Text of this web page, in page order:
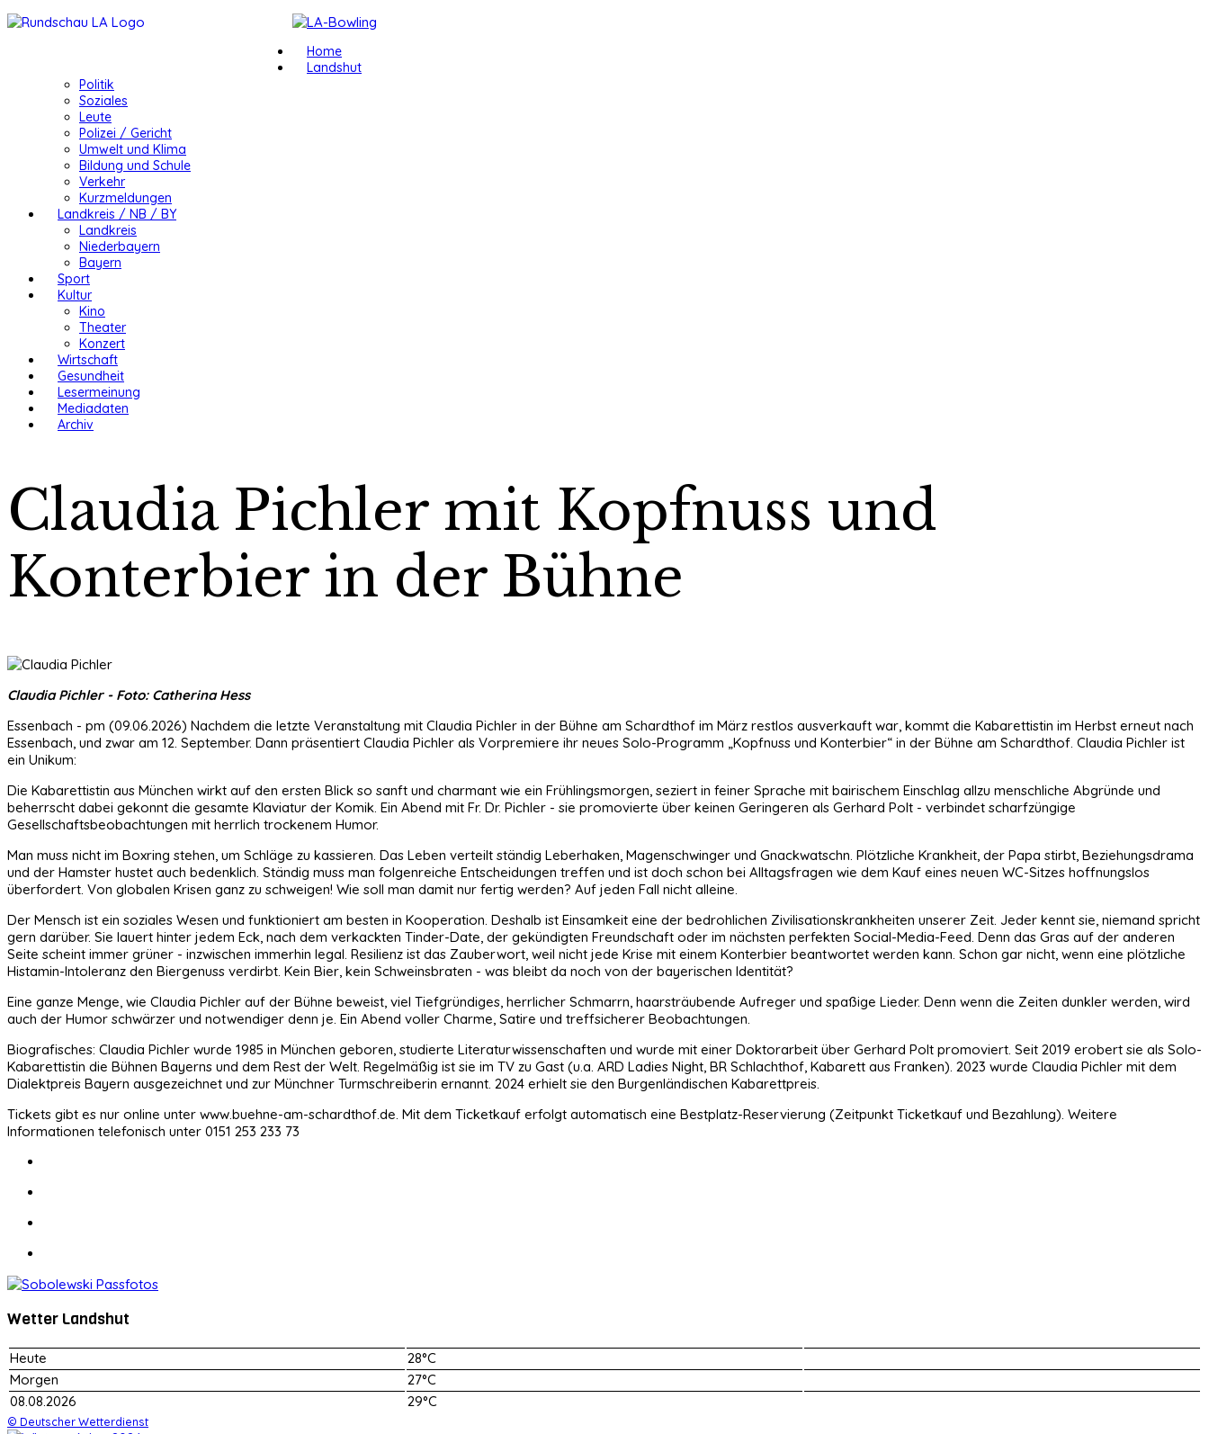
Home
Landshut
Politik
Soziales
Leute
Polizei / Gericht
Umwelt und Klima
Bildung und Schule
Verkehr
Kurzmeldungen
Landkreis / NB / BY
Landkreis
Niederbayern
Bayern
Sport
Kultur
Kino
Theater
Konzert
Wirtschaft
Gesundheit
Lesermeinung
Mediadaten
Archiv
Claudia Pichler mit Kopfnuss und
Konterbier in der Bühne
Claudia Pichler - Foto: Catherina Hess
Essenbach - pm (09.06.2026) Nachdem die letzte Veranstaltung mit Claudia Pichler in der Bühne am Schardthof im März restlos ausverkauft war, kommt die Kabarettistin im Herbst erneut nach
Essenbach, und zwar am 12. September. Dann präsentiert Claudia Pichler als Vorpremiere ihr neues Solo-Programm „Kopfnuss und Konterbier“ in der Bühne am Schardthof. Claudia Pichler ist
ein Unikum:
Die Kabarettistin aus München wirkt auf den ersten Blick so sanft und charmant wie ein Frühlingsmorgen, seziert in feiner Sprache mit bairischem Einschlag allzu menschliche Abgründe und
beherrscht dabei gekonnt die gesamte Klaviatur der Komik. Ein Abend mit Fr. Dr. Pichler - sie promovierte über keinen Geringeren als Gerhard Polt - verbindet scharfzüngige
Gesellschaftsbeobachtungen mit herrlich trockenem Humor.
Man muss nicht im Boxring stehen, um Schläge zu kassieren. Das Leben verteilt ständig Leberhaken, Magenschwinger und Gnackwatschn. Plötzliche Krankheit, der Papa stirbt, Beziehungsdrama
und der Hamster hustet auch bedenklich. Ständig muss man folgenreiche Entscheidungen treffen und ist doch schon bei Alltagsfragen wie dem Kauf eines neuen WC-Sitzes hoffnungslos
überfordert. Von globalen Krisen ganz zu schweigen! Wie soll man damit nur fertig werden? Auf jeden Fall nicht alleine.
Der Mensch ist ein soziales Wesen und funktioniert am besten in Kooperation. Deshalb ist Einsamkeit eine der bedrohlichen Zivilisationskrankheiten unserer Zeit. Jeder kennt sie, niemand spricht
gern darüber. Sie lauert hinter jedem Eck, nach dem verkackten Tinder-Date, der gekündigten Freundschaft oder im nächsten perfekten Social-Media-Feed. Denn das Gras auf der anderen
Seite scheint immer grüner - inzwischen immerhin legal. Resilienz ist das Zauberwort, weil nicht jede Krise mit einem Konterbier beantwortet werden kann. Schon gar nicht, wenn eine plötzliche
Histamin-Intoleranz den Biergenuss verdirbt. Kein Bier, kein Schweinsbraten - was bleibt da noch von der bayerischen Identität?
Eine ganze Menge, wie Claudia Pichler auf der Bühne beweist, viel Tiefgründiges, herrlicher Schmarrn, haarsträubende Aufreger und spaßige Lieder. Denn wenn die Zeiten dunkler werden, wird
auch der Humor schwärzer und notwendiger denn je. Ein Abend voller Charme, Satire und treffsicherer Beobachtungen.
Biografisches: Claudia Pichler wurde 1985 in München geboren, studierte Literaturwissenschaften und wurde mit einer Doktorarbeit über Gerhard Polt promoviert. Seit 2019 erobert sie als Solo-
Kabarettistin die Bühnen Bayerns und dem Rest der Welt. Regelmäßig ist sie im TV zu Gast (u.a. ARD Ladies Night, BR Schlachthof, Kabarett aus Franken). 2023 wurde Claudia Pichler mit dem
Dialektpreis Bayern ausgezeichnet und zur Münchner Turmschreiberin ernannt. 2024 erhielt sie den Burgenländischen Kabarettpreis.
Tickets gibt es nur online unter www.buehne-am-schardthof.de. Mit dem Ticketkauf erfolgt automatisch eine Bestplatz-Reservierung (Zeitpunkt Ticketkauf und Bezahlung). Weitere
Informationen telefonisch unter 0151 253 233 73
Wetter Landshut
Heute
28°C
Morgen
27°C
08.08.2026
29°C
© Deutscher Wetterdienst